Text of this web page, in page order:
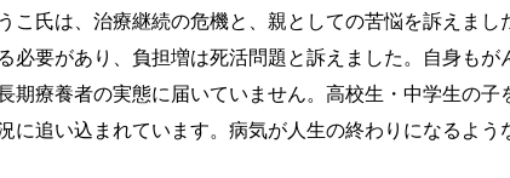
こ氏は、治療継続の危機と、親としての苦悩を訴えま
必要があり、負担増は死活問題と訴えました。自身も
期療養者の実態に届いていません。高校生・中学生の
に追い込まれています。病気が人生の終わりになるよう